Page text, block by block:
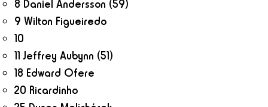
8 Daniel Andersson (59)
9 Wilton Figueiredo
10
11 Jeffrey Aubynn (51)
18 Edward Ofere
20 Ricardinho